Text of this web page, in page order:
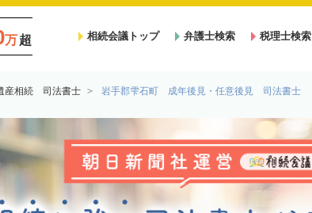
万超 相続会議トップ 弁護士検索 税理士検索
産相続 司法書士 岩手郡雫石町 成年後見・任意後見 司法書士